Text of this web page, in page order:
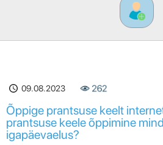
09.08.2023 262
Õppige prantsuse keelt
prantsuse keele õppimine
igapäevaelus?